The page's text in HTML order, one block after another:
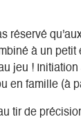
réservé
à un petit
jeu !
en famille (à
tir de